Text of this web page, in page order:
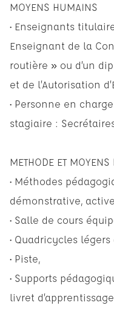
MOYENS HUMAINS
• Enseignants
Enseignant de la
routière » ou d’un
et de l’Autorisation
• Personne en
stagiaire :
METHODE ET
• Méthodes
démonstrative,
• Salle de cours
• Quadricycles
• Piste,
• Supports
livret